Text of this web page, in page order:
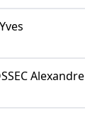
Alexandre